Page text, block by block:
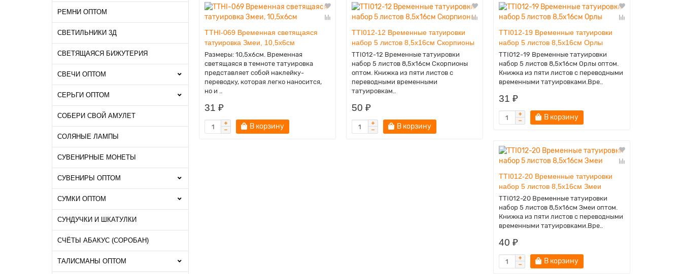
РЕМНИ ОПТОМ
СВЕТИЛЬНИКИ 3Д
СВЕТЯЩАЯСЯ БИЖУТЕРИЯ
СВЕЧИ ОПТОМ
СЕРЬГИ ОПТОМ
СОБЕРИ СВОЙ АМУЛЕТ
СОЛЯНЫЕ ЛАМПЫ
СУВЕНИРНЫЕ МОНЕТЫ
СУВЕНИРЫ ОПТОМ
СУМКИ ОПТОМ
СУНДУЧКИ И ШКАТУЛКИ
СЧЁТЫ АБАКУС (СОРОБАН)
ТАЛИСМАНЫ ОПТОМ
TTHI-069 Временная светящаяся
татуировка Змеи, 10,5х6см
Размеры: 10,5х6см. Временная
светящаяся в темноте татуировка
представляет собой наклейку-
переводку, которая легко наносится,
но и ..
31 ₽
В корзину
TTI012-12 Временные татуировки
набор 5 листов 8,5х16см Скорпионы
TTI012-12 Временные татуировки
набор 5 листов 8,5х16см Скорпионы
оптом. Книжка из пяти листов с
переводными временными
татуировкам..
50 ₽
В корзину
TTI012-19 Временные татуировки
набор 5 листов 8,5х16см Орлы
TTI012-19 Временные татуировки
набор 5 листов 8,5х16см Орлы оптом.
Книжка из пяти листов с переводными
временными татуировками.Вре..
31 ₽
В корзину
TTI012-20 Временные татуировки
набор 5 листов 8,5х16см Змеи
TTI012-20 Временные татуировки
набор 5 листов 8,5х16см Змеи оптом.
Книжка из пяти листов с переводными
временными татуировками.Вре..
40 ₽
В корзину